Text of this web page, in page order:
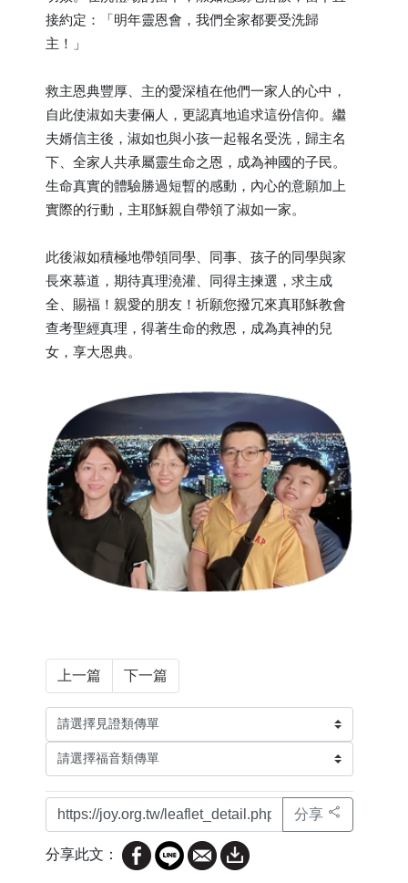
接約定：「明年靈恩會，我們全家都要受洗歸
主！」
救主恩典豐厚、主的愛深植在他們一家人的心中，
自此使淑如夫妻倆人，更認真地追求這份信仰。繼
夫婿信主後，淑如也與小孩一起報名受洗，歸主名
下、全家人共承屬靈生命之恩，成為神國的子民。
生命真實的體驗勝過短暫的感動，內心的意願加上
實際的行動，主耶穌親自帶領了淑如一家。
此後淑如積極地帶領同學、同事、孩子的同學與家
長來慕道，期待真理澆灌、同得主揀選，求主成
全、賜福！親愛的朋友！祈願您撥冗來真耶穌教會
查考聖經真理，得著生命的救恩，成為真神的兒
女，享大恩典。
上一篇 下一篇
分享
分享此文：